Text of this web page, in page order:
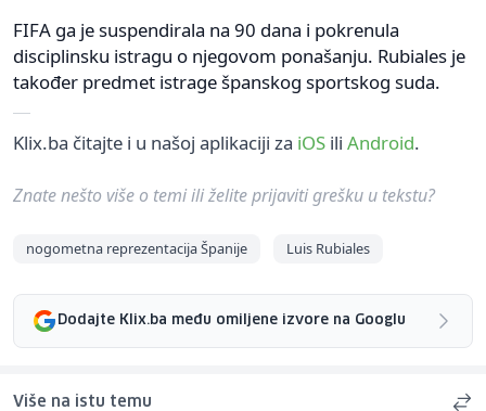
FIFA ga je suspendirala na 90 dana i pokrenula
disciplinsku istragu o njegovom ponašanju. Rubiales je
također predmet istrage španskog sportskog suda.
Klix.ba čitajte i u našoj aplikaciji za iOS ili Android.
Znate nešto više o temi ili želite prijaviti grešku u tekstu?
nogometna reprezentacija Španije Luis Rubiales
Dodajte Klix.ba među omiljene izvore na Googlu
Više na istu temu